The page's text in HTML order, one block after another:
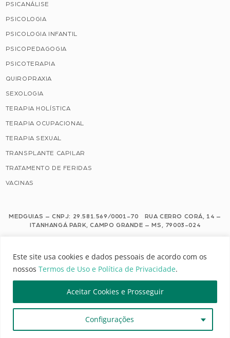
Este site usa cookies e dados pessoais de acordo com os
nossos Termos de Uso e Política de Privacidade.
Configurações
Aceitar Cookies e Prosseguir
PSICANÁLISE
PSICOLOGIA
PSICOLOGIA INFANTIL
PSICOPEDAGOGIA
PSICOTERAPIA
QUIROPRAXIA
SEXOLOGIA
TERAPIA HOLÍSTICA
TERAPIA OCUPACIONAL
TERAPIA SEXUAL
TRANSPLANTE CAPILAR
TRATAMENTO DE FERIDAS
VACINAS
MEDGUIAS – CNPJ: 29.581.569/0001-70 RUA CERRO CORÁ, 14 –
ITANHANGÁ PARK, CAMPO GRANDE – MS, 79003-024
Este site usa cookies e dados pessoais de acordo com os nossos Termos de
Uso e Política de Privacidade.
Configuração de Cookies
MEDGUIAS | TODOS OS DIREITOS RESERVADOS
DESENVOLVIMENTO: